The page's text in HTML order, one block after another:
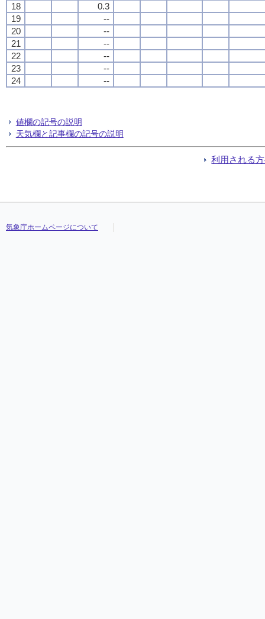
18
0.3
19
--
20
--
21
--
22
--
23
--
24
--
値欄の記号の説明
天気欄と記事欄の記号の説明
利用される
気象庁ホームページについて